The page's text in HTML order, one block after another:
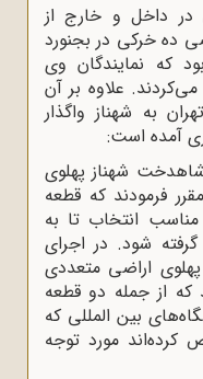
در داخل و خارج از
ده خرکی در بجنورد
که نمایندگان وی
علاوه بر آن
در تهران به شهناز واگذار
آمده است:
شهناز پهلوی
فرمودند که قطعه
انتخاب تا به
شود. در اجرای
اراضی متعددی
که از جمله دو قطعه
بین المللی که
مورد توجه